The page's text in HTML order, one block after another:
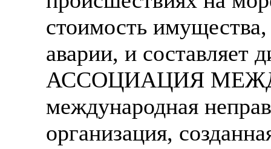
стоимость
аварии, и составляет
АССОЦИАЦИЯ
международная
организация,